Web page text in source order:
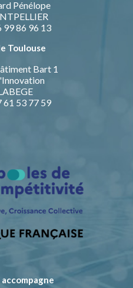
Pénélope
99 86 96 13
Toulouse
Bart 1
61 53 77 59
accompagne